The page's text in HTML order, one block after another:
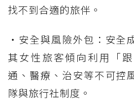
找不到合適的旅伴。
・安全與風險外包：安全
其女性旅客傾向利用「
通、醫療、治安等不可控
隊與旅行社制度。